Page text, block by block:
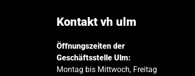
Kontakt vh ulm
Öffnungszeiten der
Geschäftsstelle Ulm:
Montag bis Mittwoch, Freitag